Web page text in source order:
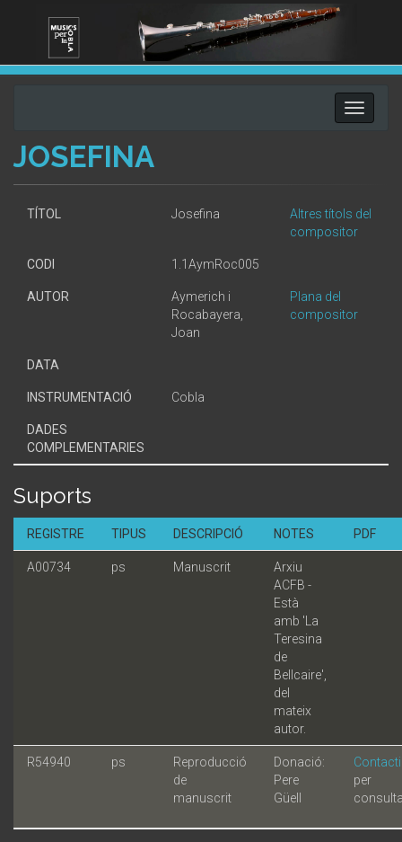
Toggle
JOSEFINA
TÍTOL Josefina
Altres títols del
compositor
CODI 1.1AymRoc005
AUTOR
Aymerich i
Rocabayera,
Joan
Plana del
compositor
DATA
INSTRUMENTACIÓ Cobla
DADES
COMPLEMENTARIES
Suports
REGISTRE TIPUS DESCRIPCIÓ NOTES PDF
A00734 ps Manuscrit
Arxiu
ACFB -
Està
amb 'La
Teresina
de
Bellcaire',
del
mateix
autor.
R54940 ps
Reproducció
de
manuscrit
Donació:
Pere
Güell
Contacti
per